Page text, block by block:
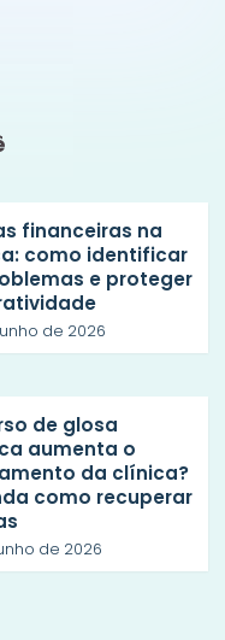
financeiras na
como identificar
e proteger
de 2026
de glosa
aumenta o
da clínica?
como recuperar
de 2026